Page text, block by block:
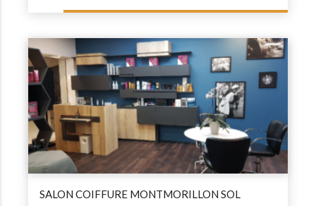
SALON COIFFURE MONTMORILLON SOL